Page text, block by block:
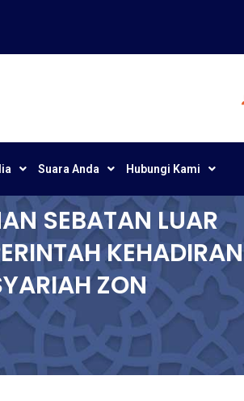
Suara Anda Hubungi Kami
SEBATAN LUAR
KEHADIRAN
ZON